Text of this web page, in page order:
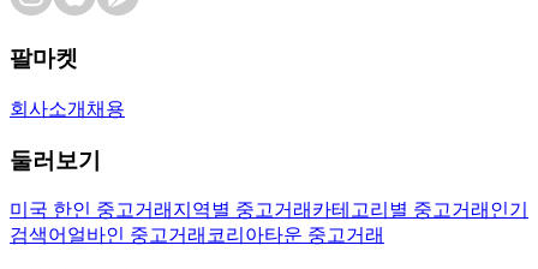
팔마켓
회사소개 채용
둘러보기
미국 한인 중고거래 지역별 중고거래 카테고리별 중고거래 인기
검색어 얼바인 중고거래 코리아타운 중고거래